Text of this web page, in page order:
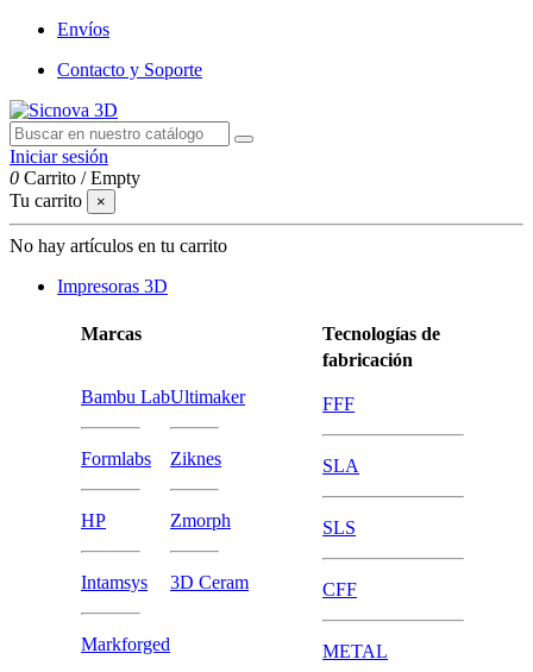
Envíos
Contacto y Soporte
Iniciar sesión
0 Carrito /Empty
Tu carrito
×
No hay artículos en tu carrito
Impresoras 3D
Marcas
Bambu Lab
Formlabs
HP
Intamsys
Markforged
Ultimaker
Ziknes
Zmorph
3D Ceram
Tecnologías de
fabricación
FFF
SLA
SLS
CFF
METAL